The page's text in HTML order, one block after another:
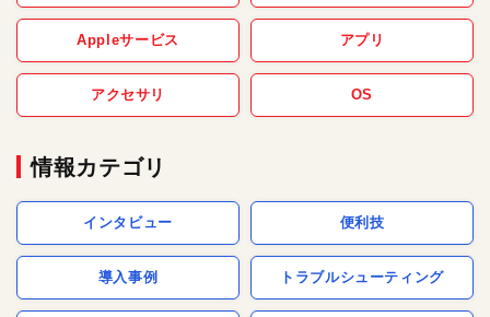
Appleサービス アプリ
アクセサリ OS
情報カテゴリ
インタビュー 便利技
導入事例 トラブルシューティング